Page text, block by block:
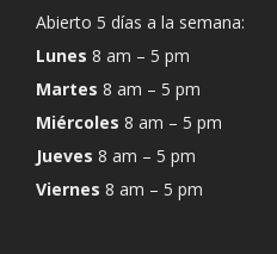
Abierto 5 días a la semana:
Lunes 8 am – 5 pm
Martes 8 am – 5 pm
Miércoles 8 am – 5 pm
Jueves 8 am – 5 pm
Viernes 8 am – 5 pm